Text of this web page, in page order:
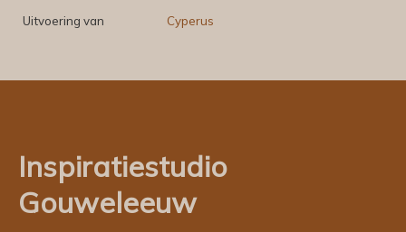
Uitvoering van
Cyperus
Inspiratiestudio
Gouweleeuw